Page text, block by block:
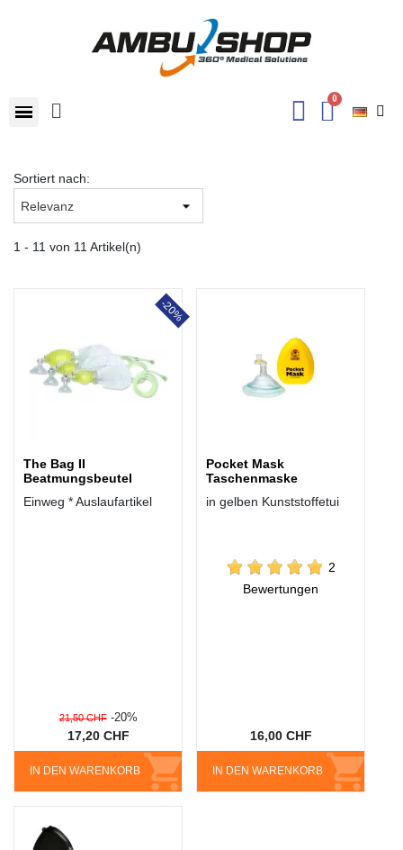
Sortiert nach:
1 - 11 von 11 Artikel(n)
The Bag II
Beatmungsbeutel
Einweg * Auslaufartikel
IN DEN WARENKORB
21,50 CHF -20%
17,20 CHF
-20%
Pocket Mask
Taschenmaske
in gelben Kunststoffetui
IN DEN WARENKORB
16,00 CHF
2
Bewertungen